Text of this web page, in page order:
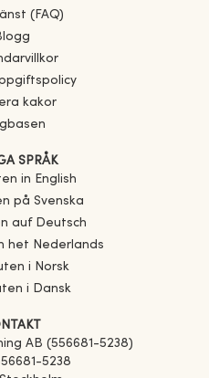
(FAQ)
kakor
SPRÅK
in English
på Svenska
auf Deutsch
het Nederlands
i Norsk
i Dansk
AB (556681-5238)
5238